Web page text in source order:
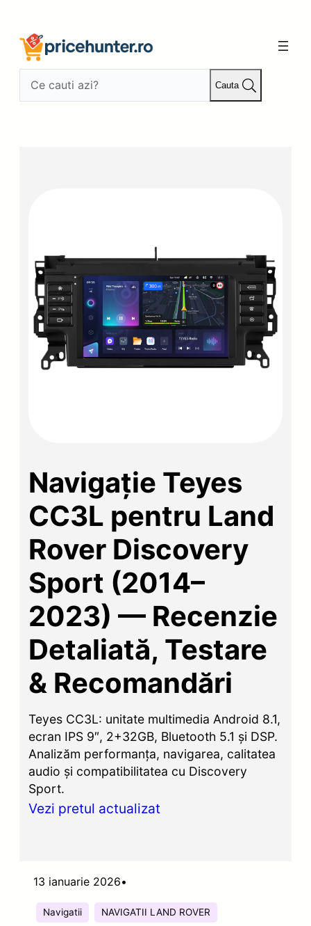
conținut
Cauta
Navigație Teyes
CC3L pentru Land
Rover Discovery
Sport (2014–
2023) — Recenzie
Detaliată, Testare
& Recomandări
Teyes CC3L: unitate multimedia Android 8.1,
ecran IPS 9″, 2+32GB, Bluetooth 5.1 și DSP.
Analizăm performanța, navigarea, calitatea
audio și compatibilitatea cu Discovery
Sport.
Vezi pretul actualizat
13 ianuarie 2026•
Navigatii NAVIGATII LAND ROVER